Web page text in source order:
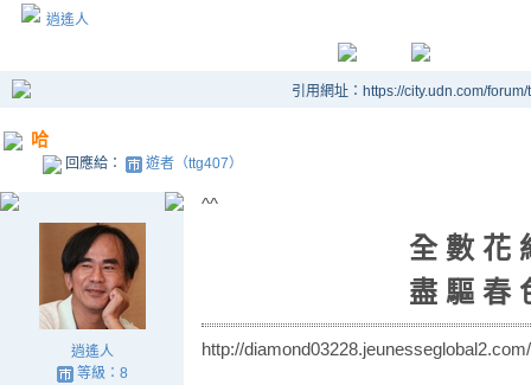
逍遙人
引用網址：https://city.udn.com/
哈
回應給： 遊者（ttg407）
逍遙人
等級：8
^^
全 數 花
盡 驅 春
http://